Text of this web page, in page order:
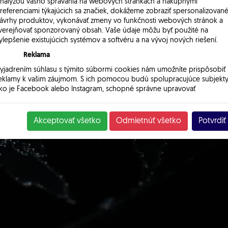
vášho správania na webových stránkach a nákupnými
týkajúcich sa značiek, dokážeme zobraziť spersonalizované
produktov, vykonávať zmeny vo funkčnosti webových stránok a
sponzorovaný obsah. Vaše údaje môžu byť použité na
existujúcich systémov a softvéru a na vývoj nových riešení.
Reklama
súhlasu s týmito súbormi cookies nám umožníte prispôsobiť
k vašim záujmom. S ich pomocou budú spolupracujúce
je Facebook alebo Instagram, schopné správne upravovať
Akceptovať všetko Odmietnúť všetko Potvrdiť